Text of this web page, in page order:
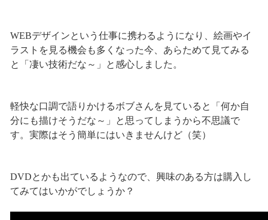
WEBデザインという仕事に携わるようになり、絵画やイ
ラストを見る機会も多くなった今、あらためて見てみる
と「凄い技術だな～」と感心しました。
軽快な口調で語りかけるボブさんを見ていると「何か自
分にも描けそうだな～」と思ってしまうから不思議で
す。実際はそう簡単にはいきませんけど（笑）
DVDとかも出ているようなので、興味のある方は購入し
てみてはいかがでしょうか？